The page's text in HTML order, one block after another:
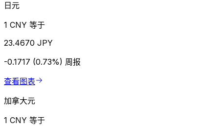
日元
1 CNY 等于
23.4670 JPY
-0.1717 (0.73%) 周报
查看图表
加拿大元
1 CNY 等于